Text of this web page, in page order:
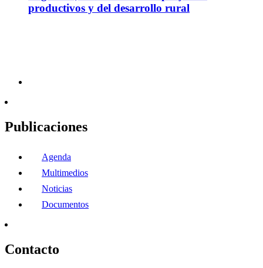
productivos y del desarrollo rural
Publicaciones
Agenda
Multimedios
Noticias
Documentos
Contacto